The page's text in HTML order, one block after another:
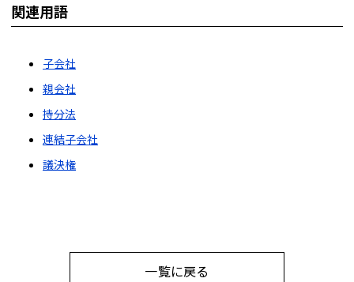
関連用語
子会社
親会社
持分法
連結子会社
議決権
一覧に戻る